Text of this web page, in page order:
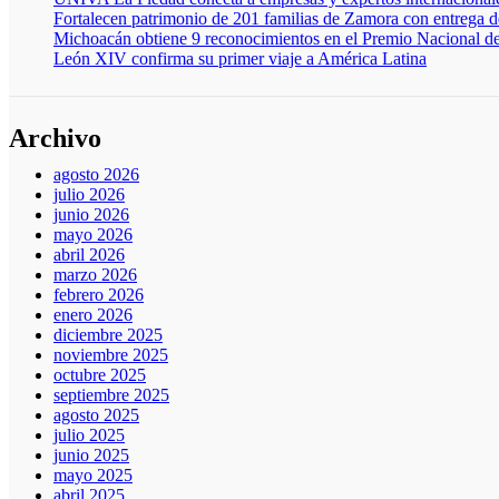
Fortalecen patrimonio de 201 familias de Zamora con entrega
Michoacán obtiene 9 reconocimientos en el Premio Nacional
León XIV confirma su primer viaje a América Latina
Archivo
agosto 2026
julio 2026
junio 2026
mayo 2026
abril 2026
marzo 2026
febrero 2026
enero 2026
diciembre 2025
noviembre 2025
octubre 2025
septiembre 2025
agosto 2025
julio 2025
junio 2025
mayo 2025